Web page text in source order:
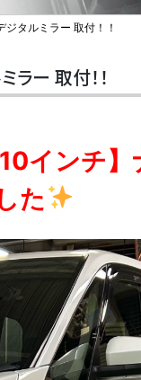
タルミラー 取付！！
ー 取付！！
インチ】
た